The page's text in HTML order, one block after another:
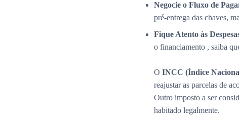
Negocie o Fluxo de
pré-entrega das chaves,
Fique Atento às
o financiamento , saiba
O INCC (Índice
reajustar as parcelas de
Outro imposto a ser
habitado legalmente.